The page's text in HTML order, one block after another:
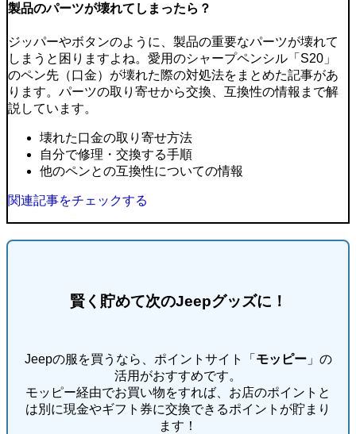
製品のパーツが壊れてしまったら？
ジッパーやボタンのように、製品の重要なパーツが壊れて
しまうと困りますよね。愛用のシャープペンシル「S20」
のペン先（口金）が壊れた際の対処法をまとめた記事があ
ります。パーツの取り寄せから交換、互換性の情報まで解
説しています。
壊れた口金の取り寄せ方法
自分で修理・交換する手順
他のペンとの互換性についての情報
関連記事をチェックする
賢く貯めて次のJeepグッズに！
Jeepの服を買うなら、ポイントサイト「 モッピー」の
活用がおすすめです。
モッピー経由でお買い物をすれば、お店のポイントと
は別に現金やギフト券に交換できるポイントが貯まり
ます！